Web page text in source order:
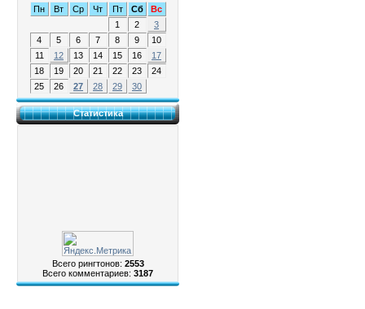
Пн
Вт Ср Чт Пт Сб
Вс
1
2
3
4
5 6 7 8 9
10
11
12 13 14 15 16
17
18
19 20 21 22 23
24
25
26 27 28 29 30
Статистика
Всего рингтонов: 2553
Всего комментариев: 3187